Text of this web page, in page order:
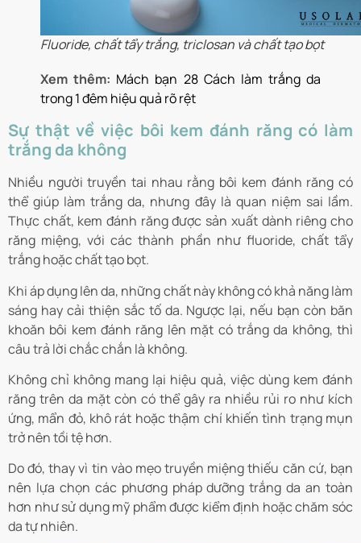
Fluoride, chất tẩy trắng, triclosan và chất tạo bọt
Xem thêm: Mách bạn 28 Cách làm trắng da
trong 1 đêm hiệu quả rõ rệt
Sự thật về việc bôi kem đánh răng có làm
trắng da không
Nhiều người truyền tai nhau rằng bôi kem đánh răng có
thể giúp làm trắng da, nhưng đây là quan niệm sai lầm.
Thực chất, kem đánh răng được sản xuất dành riêng cho
răng miệng, với các thành phần như fluoride, chất tẩy
trắng hoặc chất tạo bọt.
Khi áp dụng lên da, những chất này không có khả năng làm
sáng hay cải thiện sắc tố da. Ngược lại, nếu bạn còn băn
khoăn bôi kem đánh răng lên mặt có trắng da không, thì
câu trả lời chắc chắn là không.
Không chỉ không mang lại hiệu quả, việc dùng kem đánh
răng trên da mặt còn có thể gây ra nhiều rủi ro như kích
ứng, mẩn đỏ, khô rát hoặc thậm chí khiến tình trạng mụn
trở nên tồi tệ hơn.
Do đó, thay vì tin vào mẹo truyền miệng thiếu căn cứ, bạn
nên lựa chọn các phương pháp dưỡng trắng da an toàn
hơn như sử dụng mỹ phẩm được kiểm định hoặc chăm sóc
da tự nhiên.